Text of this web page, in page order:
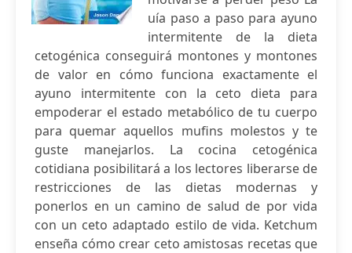
uía paso a paso para ayuno
intermitente de la dieta
cetogénica conseguirá montones y montones
de valor en cómo funciona exactamente el
ayuno intermitente con la ceto dieta para
empoderar el estado metabólico de tu cuerpo
para quemar aquellos mufins molestos y te
guste manejarlos. La cocina cetogénica
cotidiana posibilitará a los lectores liberarse de
restricciones de las dietas modernas y
ponerlos en un camino de salud de por vida
con un ceto adaptado estilo de vida. Ketchum
enseña cómo crear ceto amistosas recetas que